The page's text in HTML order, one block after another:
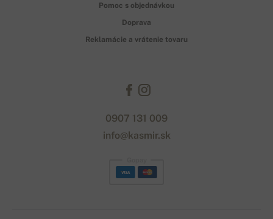
Pomoc s objednávkou
Doprava
Reklamácie a vrátenie tovaru
0907 131 009
info@kasmir.sk